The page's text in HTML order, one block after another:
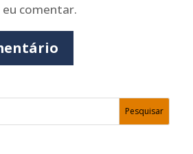
comentar.